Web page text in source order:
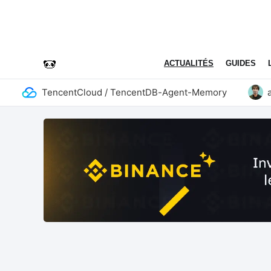
ACTUALITÉS GUIDES
TencentCloud / TencentDB-Agent-Memory